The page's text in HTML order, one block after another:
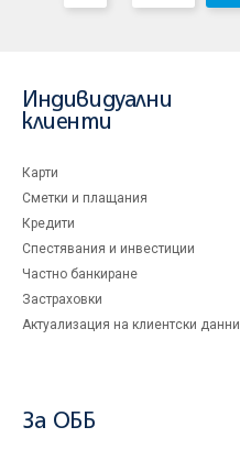
Индивидуални
клиенти
Карти
Сметки и плащания
Кредити
Спестявания и инвестиции
Частно банкиране
Застраховки
Актуализация на клиентски данни
За ОББ